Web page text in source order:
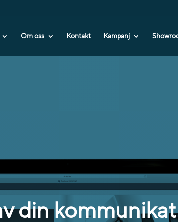
Om oss Kontakt Kampanj
din